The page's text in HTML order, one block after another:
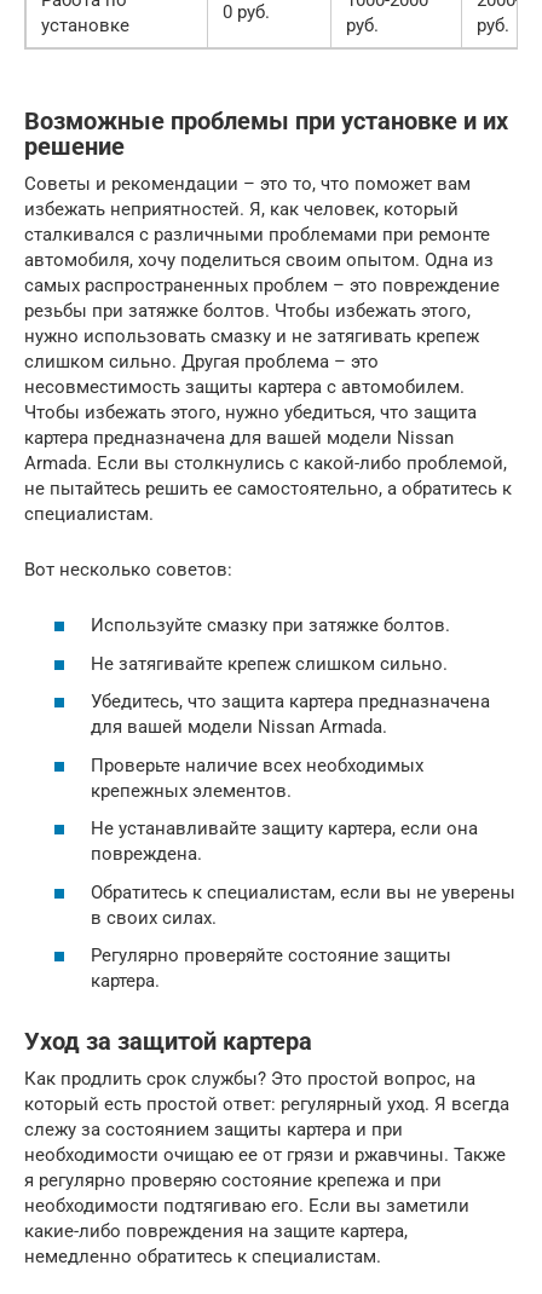
установке
0 руб.
руб.
руб.
Возможные проблемы при установке и их
решение
Советы и рекомендации – это то, что поможет вам
избежать неприятностей. Я, как человек, который
сталкивался с различными проблемами при ремонте
автомобиля, хочу поделиться своим опытом. Одна из
самых распространенных проблем – это повреждение
резьбы при затяжке болтов. Чтобы избежать этого,
нужно использовать смазку и не затягивать крепеж
слишком сильно. Другая проблема – это
несовместимость защиты картера с автомобилем.
Чтобы избежать этого, нужно убедиться, что защита
картера предназначена для вашей модели Nissan
Armada. Если вы столкнулись с какой-либо проблемой,
не пытайтесь решить ее самостоятельно, а обратитесь к
специалистам.
Вот несколько советов:
Используйте смазку при затяжке болтов.
Не затягивайте крепеж слишком сильно.
Убедитесь, что защита картера предназначена
для вашей модели Nissan Armada.
Проверьте наличие всех необходимых
крепежных элементов.
Не устанавливайте защиту картера, если она
повреждена.
Обратитесь к специалистам, если вы не уверены
в своих силах.
Регулярно проверяйте состояние защиты
картера.
Уход за защитой картера
Как продлить срок службы? Это простой вопрос, на
который есть простой ответ: регулярный уход. Я всегда
слежу за состоянием защиты картера и при
необходимости очищаю ее от грязи и ржавчины. Также
я регулярно проверяю состояние крепежа и при
необходимости подтягиваю его. Если вы заметили
какие-либо повреждения на защите картера,
немедленно обратитесь к специалистам.